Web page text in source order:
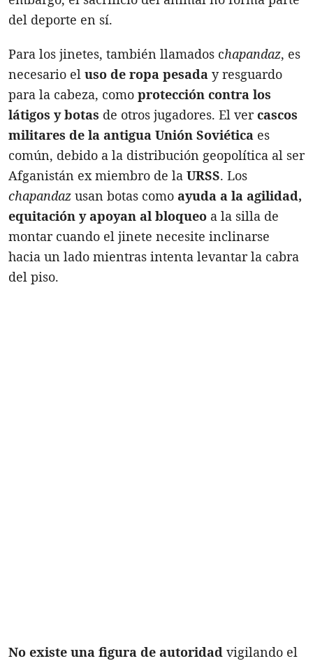
del deporte en sí.
Para los jinetes, también llamados chapandaz, es
necesario el uso de ropa pesada y resguardo
para la cabeza, como protección contra los
látigos y botas de otros jugadores. El vercascos
militares de la antigua Unión Soviética es
común, debido a la distribución geopolítica al ser
Afganistán ex miembro de la URSS. Los
chapandaz usan botas como ayuda a la agilidad,
equitación y apoyan al bloqueo a la silla de
montar cuando el jinete necesite inclinarse
hacia un lado mientras intenta levantar la cabra
del piso.
No existe una figura de autoridad vigilando el